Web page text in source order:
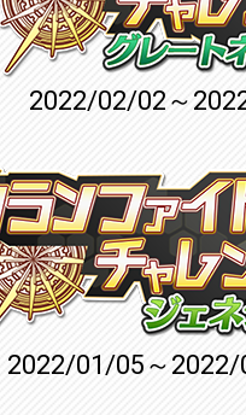
2022/02/02～
2022/01/05～